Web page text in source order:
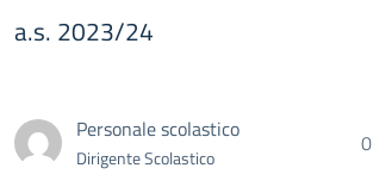
a.s. 2023/24
Personale scolastico
Dirigente Scolastico 0